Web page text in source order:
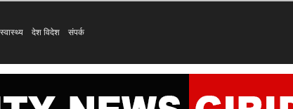
स्वास्थ्य देश विदेश संपर्क